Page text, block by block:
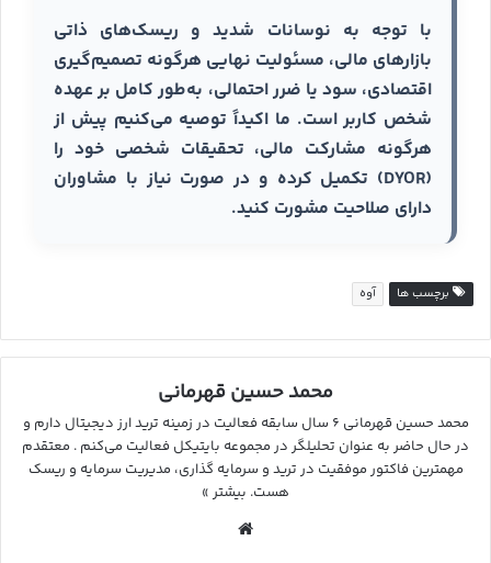
با توجه به نوسانات شدید و ریسک‌های ذاتی
بازارهای مالی، مسئولیت نهایی هرگونه تصمیم‌گیری
اقتصادی، سود یا ضرر احتمالی، به‌طور کامل بر عهده
شخص کاربر است. ما اکیداً توصیه می‌کنیم پیش از
هرگونه مشارکت مالی، تحقیقات شخصی خود را
(DYOR) تکمیل کرده و در صورت نیاز با مشاوران
دارای صلاحیت مشورت کنید.
برچسب ها آوه
محمد حسین قهرمانی
محمد حسین قهرمانی ۶ سال سابقه فعالیت در زمینه ترید ارز دیجیتال دارم و
در حال حاضر به عنوان تحلیلگر در مجموعه بایتیکل فعالیت می‌کنم . معتقدم
مهمترین فاکتور موفقیت در ترید و سرمایه گذاری، مدیریت سرمایه و ریسک
هست. بیشتر »